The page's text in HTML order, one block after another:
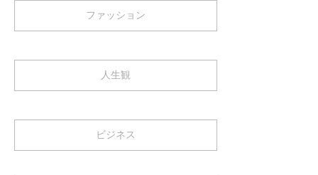
ファッション
人生観
ビジネス